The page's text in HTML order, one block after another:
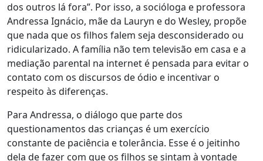
dos outros lá fora”. Por isso, a socióloga e professora
Andressa Ignácio, mãe da Lauryn e do Wesley, propõe
que nada que os filhos falem seja desconsiderado ou
ridicularizado. A família não tem televisão em casa e a
mediação parental na internet é pensada para evitar o
contato com os discursos de ódio e incentivar o
respeito às diferenças.
Para Andressa, o diálogo que parte dos
questionamentos das crianças é um exercício
constante de paciência e tolerância. Esse é o jeitinho
dela de fazer com que os filhos se sintam à vontade